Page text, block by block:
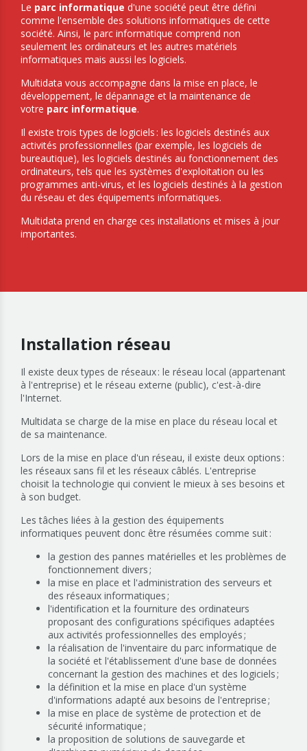
Le parc informatique d'une société peut être défini
comme l'ensemble des solutions informatiques de cette
société. Ainsi, le parc informatique comprend non
seulement les ordinateurs et les autres matériels
informatiques mais aussi les logiciels.
Multidata vous accompagne dans la mise en place, le
développement, le dépannage et la maintenance de
votre parc informatique.
Il existe trois types de logiciels : les logiciels destinés aux
activités professionnelles (par exemple, les logiciels de
bureautique), les logiciels destinés au fonctionnement des
ordinateurs, tels que les systèmes d'exploitation ou les
programmes anti-virus, et les logiciels destinés à la gestion
du réseau et des équipements informatiques.
Multidata prend en charge ces installations et mises à jour
importantes.
Installation réseau
Il existe deux types de réseaux : le réseau local (appartenant
à l'entreprise) et le réseau externe (public), c'est-à-dire
l'Internet.
Multidata se charge de la mise en place du réseau local et
de sa maintenance.
Lors de la mise en place d'un réseau, il existe deux options :
les réseaux sans fil et les réseaux câblés. L'entreprise
choisit la technologie qui convient le mieux à ses besoins et
à son budget.
Les tâches liées à la gestion des équipements
informatiques peuvent donc être résumées comme suit :
la gestion des pannes matérielles et les problèmes de
fonctionnement divers ;
la mise en place et l'administration des serveurs et
des réseaux informatiques ;
l'identification et la fourniture des ordinateurs
proposant des configurations spécifiques adaptées
aux activités professionnelles des employés ;
la réalisation de l'inventaire du parc informatique de
la société et l'établissement d'une base de données
concernant la gestion des machines et des logiciels ;
la définition et la mise en place d'un système
d'informations adapté aux besoins de l'entreprise ;
la mise en place de système de protection et de
sécurité informatique ;
la proposition de solutions de sauvegarde et